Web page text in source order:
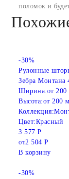
поломок и
-30%
Рулонные
Зебра Монтана
Ширина:от
Высота:от 200
Коллекция:
Цвет:Красный
3 577 Р
от2 504 Р
В корзину
-30%